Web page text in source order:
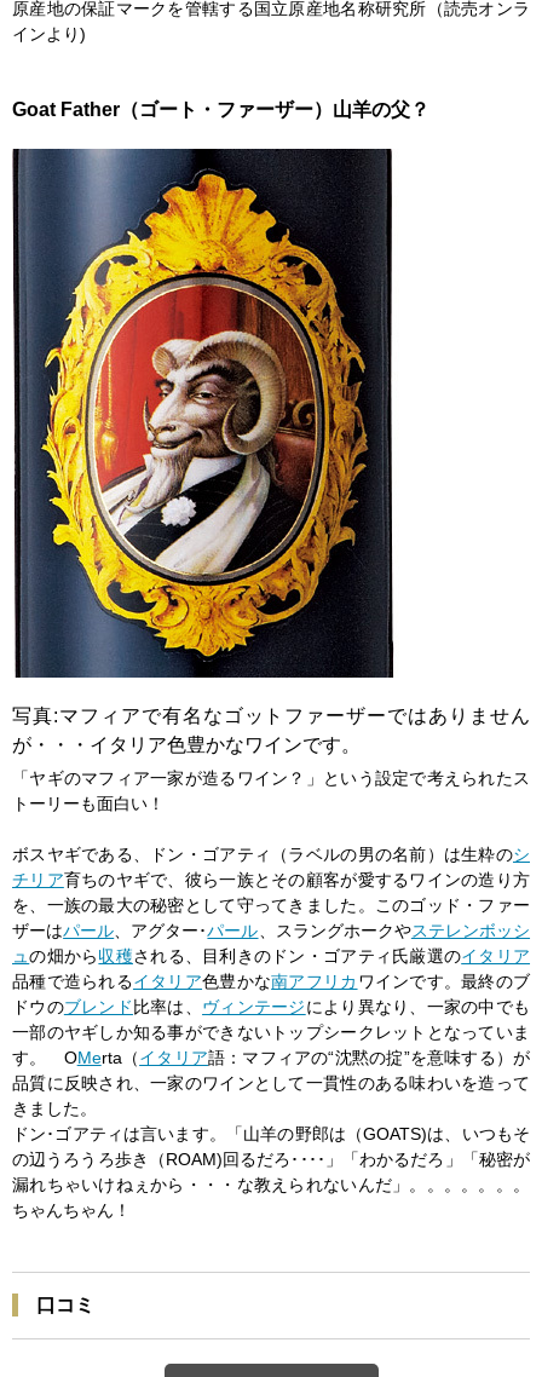
原産地の保証マークを管轄する国立原産地名称研究所（読売オンラ
インより)
Goat Father（ゴート・ファーザー）山羊の父？
写真:マフィアで有名なゴットファーザーではありません
が・・・イタリア色豊かなワインです。
「ヤギのマフィア一家が造るワイン？」という設定で考えられたス
トーリーも面白い！
ボスヤギである、ドン・ゴアティ（ラベルの男の名前）は生粋のシ
チリア育ちのヤギで、彼ら一族とその顧客が愛するワインの造り方
を、一族の最大の秘密として守ってきました。このゴッド・ファー
ザーはパール 、アグター･パール 、スラングホークやステレンボッシ
ュの畑から収穫される、目利きのドン・ゴアティ氏厳選のイタリア
品種で造られるイタリア色豊かな南アフリカ ワインです。最終のブ
ドウのブレンド 比率は、 ヴィンテージにより異なり、一家の中でも
一部のヤギしか知る事ができないトップシークレットとなっていま
す。 OMerta（イタリア語：マフィアの“沈黙の掟”を意味する）が
品質に反映され、一家のワインとして一貫性のある味わいを造って
きました。
ドン･ゴアティは言います。「山羊の野郎は（GOATS)は、いつもそ
の辺うろうろ歩き（ROAM)回るだろ････」「わかるだろ」「秘密が
漏れちゃいけねぇから・・・な教えられないんだ」。。。。。。。
ちゃんちゃん！
口コミ